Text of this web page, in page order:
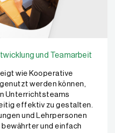
und Teamarbeit
wie Kooperative
werden können,
Unterrichtsteams
effektiv zu gestalten.
und Lehrpersonen
und einfach